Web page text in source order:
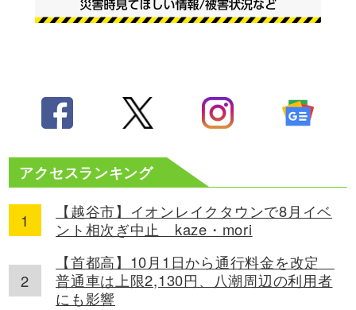
アクセスランキング
【越谷市】イオンレイクタウンで8月イベ
ント相次ぎ中止 kaze・mori
【首都高】10月1日から通行料金を改定
普通車は上限2,130円、八潮周辺の利用者
にも影響